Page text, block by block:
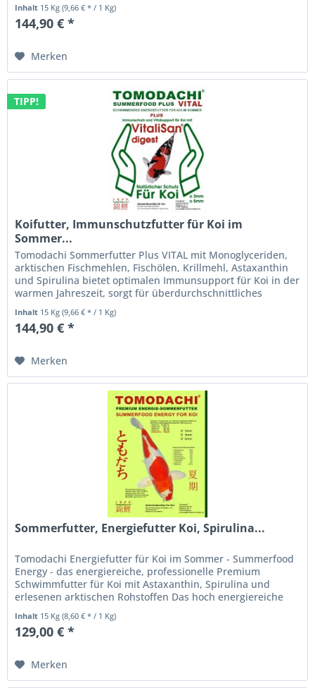
Inhalt 15 Kg(9,66 € * / 1 Kg)
144,90 € *
Merken
TIPP!
Koifutter, Immunschutzfutter für Koi im
Sommer...
Tomodachi Sommerfutter Plus VITAL mit Monoglyceriden,
arktischen Fischmehlen, Fischölen, Krillmehl, Astaxanthin
und Spirulina bietet optimalen Immunsupport für Koi in der
warmen Jahreszeit, sorgt für überdurchschnittliches
Inhalt 15 Kg(9,66 € * / 1 Kg)
144,90 € *
Merken
Sommerfutter, Energiefutter Koi, Spirulina...
Tomodachi Energiefutter für Koi im Sommer - Summerfood
Energy - das energiereiche, professionelle Premium
Schwimmfutter für Koi mit Astaxanthin, Spirulina und
erlesenen arktischen Rohstoffen Das hoch energiereiche
Inhalt 15 Kg(8,60 € * / 1 Kg)
129,00 € *
Merken